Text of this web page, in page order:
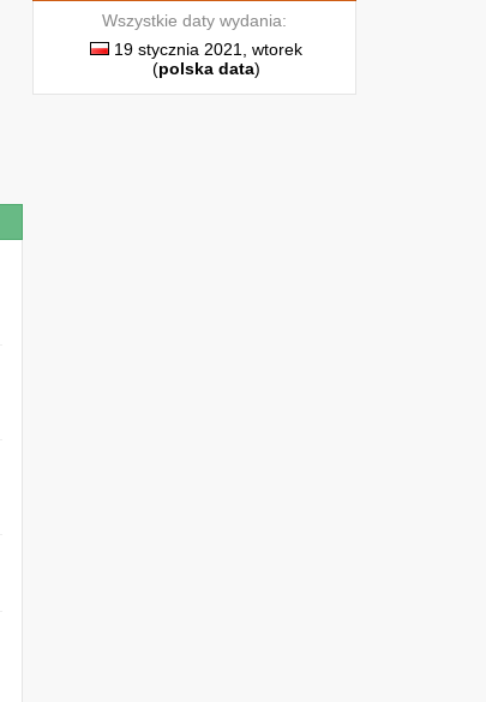
Wszystkie daty wydania:
19 stycznia 2021, wtorek
(polska data)